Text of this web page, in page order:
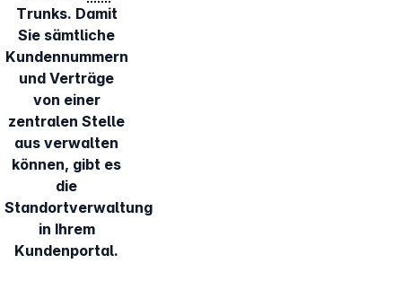
Trunks. Damit
Sie sämtliche
Kundennummern
und Verträge
von einer
zentralen Stelle
aus verwalten
können, gibt es
die
Standortverwaltung
in Ihrem
Kundenportal.